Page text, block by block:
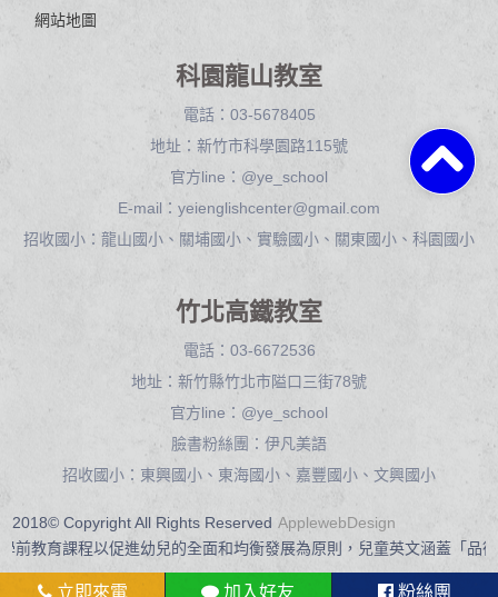
網站地圖
科園龍山教室
電話： 03-5678405
地址： 新竹市科學園路115號
官方line： @ye_school
E-mail： yeienglishcenter@gmail.com
招收國小：龍山國小、關埔國小、實驗國小、關東國小、科園國小
竹北高鐵教室
電話： 03-6672536
地址： 新竹縣竹北市隘口三街78號
官方line： @ye_school
臉書粉絲團： 伊凡美語
招收國小：東興國小、東海國小、嘉豐國小、文興國小
2018© Copyright All Rights Reserved ApplewebDesign
前教育課程以促進幼兒的全面和均衡發展為原則，兒童英文涵蓋「品
立即來電 加入好友 粉絲團